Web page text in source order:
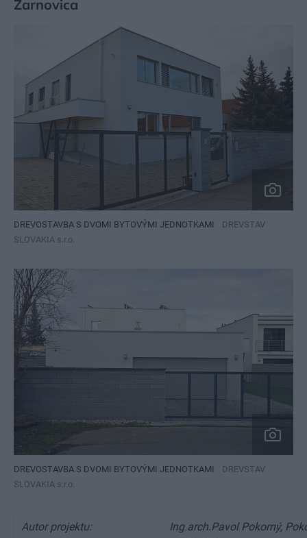
Žarnovica
DREVOSTAVBA S DVOMI BYTOVÝMI JEDNOTKAMI
DREVSTAV
SLOVAKIA s.r.o.
DREVOSTAVBA S DVOMI BYTOVÝMI JEDNOTKAMI
DREVSTAV
SLOVAKIA s.r.o.
Autor projektu:
Ing.arch.Pavol Pokorný,